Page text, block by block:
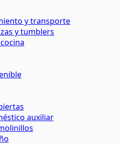
y transporte
y tumblers
auxiliar